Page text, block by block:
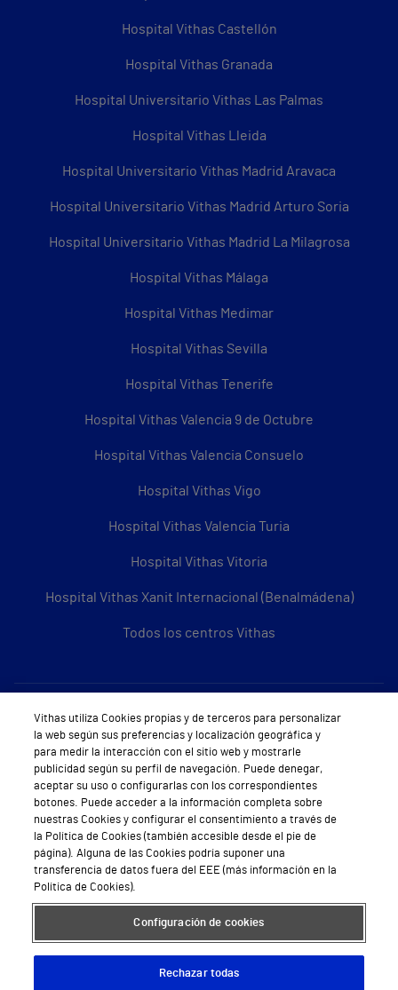
Hospital Vithas Castellón
Hospital Vithas Granada
Hospital Universitario Vithas Las Palmas
Hospital Vithas Lleida
Hospital Universitario Vithas Madrid Aravaca
Hospital Universitario Vithas Madrid Arturo Soria
Hospital Universitario Vithas Madrid La Milagrosa
Hospital Vithas Málaga
Hospital Vithas Medimar
Hospital Vithas Sevilla
Hospital Vithas Tenerife
Hospital Vithas Valencia 9 de Octubre
Hospital Vithas Valencia Consuelo
Hospital Vithas Vigo
Hospital Vithas Valencia Turia
Hospital Vithas Vitoria
Hospital Vithas Xanit Internacional (Benalmádena)
Todos los centros Vithas
Sobre Vithas
Quiénes somos
Trabajar en Vithas
Teléfono Cita Médica
Teléfono Atención al Cliente
Política de seguridad y salud en el trabajo
Conoce a Supervita
Vithas utiliza Cookies propias y de terceros para personalizar
la web según sus preferencias y localización geográfica y
para medir la interacción con el sitio web y mostrarle
publicidad según su perfil de navegación. Puede denegar,
aceptar su uso o configurarlas con los correspondientes
botones. Puede acceder a la información completa sobre
nuestras Cookies y configurar el consentimiento a través de
la Política de Cookies (también accesible desde el pie de
página). Alguna de las Cookies podría suponer una
transferencia de datos fuera del EEE (más información en la
Política de Cookies).
Configuración de cookies
Rechazar todas